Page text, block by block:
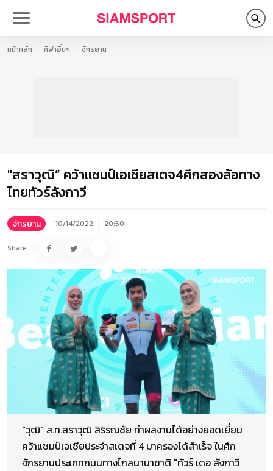
หน้าหลัก กีฬาอื่นๆ จักรยาน
"สราวุฒิ” คว้าแชมป์เอเชียสเตจ4ศึกสองล้อทาง
ไทยทัวร์ลังกาวี
จักรยาน 10/14/2022 20:50
Share
"วุฒิ" ส.ท.สราวุฒิ สิริรณชัย ทำผลงานได้อย่างยอดเยี่ยม
คว้าแชมป์เอเชียประจำสเตจที่ 4 มาครองได้สำเร็จ ในศึก
จักรยานประเภทถนนทางไกลนานาชาติ "ทัวร์ เดอ ลังกาวี